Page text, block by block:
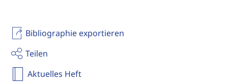
Bibliographie exportieren
Teilen
Aktuelles Heft